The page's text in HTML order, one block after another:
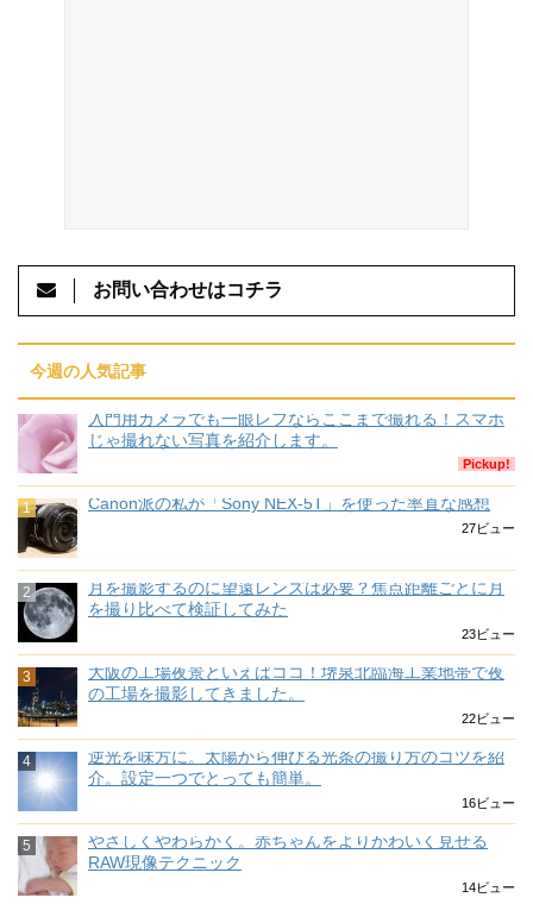
お問い合わせはコチラ
今週の人気記事
入門用カメラでも一眼レフならここまで撮れる！スマホ
じゃ撮れない写真を紹介します。
Pickup!
Canon派の私が「Sony NEX-5T」を使った率直な感想
27ビュー
月を撮影するのに望遠レンズは必要？焦点距離ごとに月
を撮り比べて検証してみた
23ビュー
大阪の工場夜景といえばココ！堺泉北臨海工業地帯で夜
の工場を撮影してきました。
22ビュー
逆光を味方に。太陽から伸びる光条の撮り方のコツを紹
介。設定一つでとっても簡単。
16ビュー
やさしくやわらかく。赤ちゃんをよりかわいく見せる
RAW現像テクニック
14ビュー